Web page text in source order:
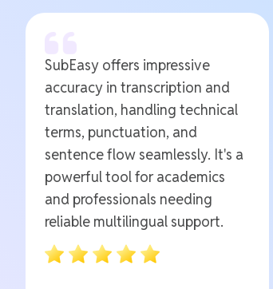
SubEasy offers impressive
accuracy in transcription and
translation, handling technical
terms, punctuation, and
sentence flow seamlessly. It's a
powerful tool for academics
and professionals needing
reliable multilingual support.